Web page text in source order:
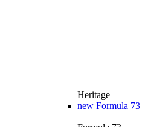
Heritage
new Formula 73